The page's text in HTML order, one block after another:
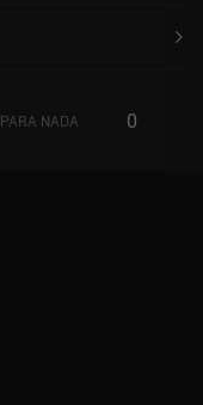
PARA NADA 0